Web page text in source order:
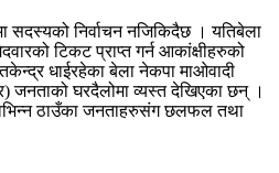
सदस्यको निर्वाचन नजिकिदैछ । यतिबेला
टिकट प्राप्त गर्न आकांक्षीहरुको
धाईरहेका बेला नेकपा माओवादी
जनताको घरदैलोमा व्यस्त देखिएका छन् ।
ठाउँका जनताहरुसंग छलफल तथा